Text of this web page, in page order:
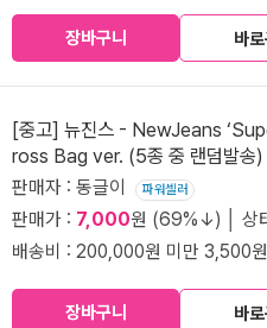
장바구니 바
[중고] 뉴진스 - NewJeans
ross Bag ver. (5종 중 랜덤발송)
판매자 : 동글이 파워셀러
판매가 : 7,000원 (69%↓) │ 상
배송비 : 200,000원 미만 3,500
장바구니 바